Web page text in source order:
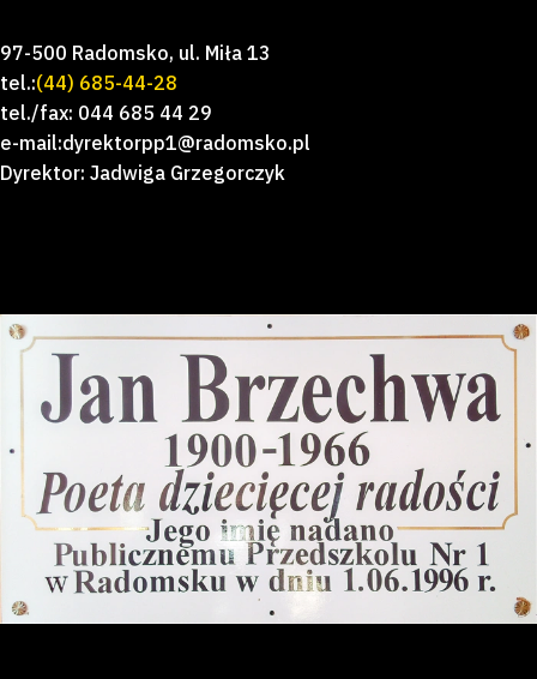
97-500 Radomsko, ul. Miła 13
tel.:(44) 685-44-28
tel./fax: 044 685 44 29
e-mail:dyrektorpp1@radomsko.pl
Dyrektor: Jadwiga Grzegorczyk